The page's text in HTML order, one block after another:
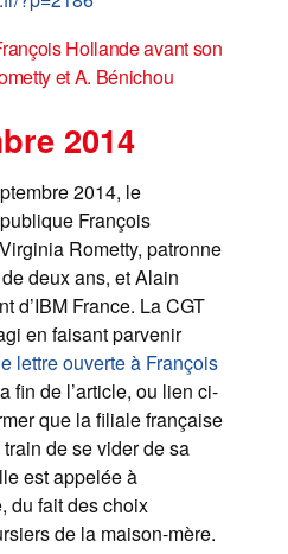
Hollande avant son
et A. Bénichou
2014
2014, le
François
Rometty, patronne
deux ans, et Alain
d’IBM France. La CGT
en faisant parvenir
lettre ouverte à François
fin de l’article, ou lien ci-
que la filiale française
de se vider de sa
est appelée à
du fait des choix
de la maison-mère.